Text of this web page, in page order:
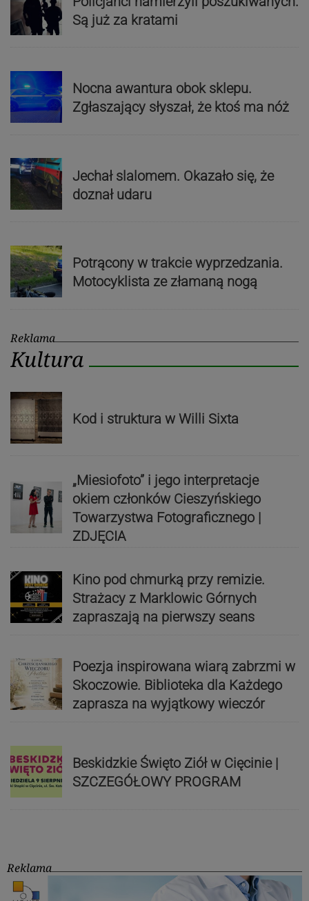
Są już za kratami
Nocna awantura obok sklepu.
Zgłaszający słyszał, że ktoś ma nóż
Jechał slalomem. Okazało się, że
doznał udaru
Potrącony w trakcie wyprzedzania.
Motocyklista ze złamaną nogą
Reklama
Kultura
Kod i struktura w Willi Sixta
„Miesiofoto” i jego interpretacje
okiem członków Cieszyńskiego
Towarzystwa Fotograficznego |
ZDJĘCIA
Kino pod chmurką przy remizie.
Strażacy z Marklowic Górnych
zapraszają na pierwszy seans
Poezja inspirowana wiarą zabrzmi w
Skoczowie. Biblioteka dla Każdego
zaprasza na wyjątkowy wieczór
Beskidzkie Święto Ziół w Cięcinie |
SZCZEGÓŁOWY PROGRAM
Reklama